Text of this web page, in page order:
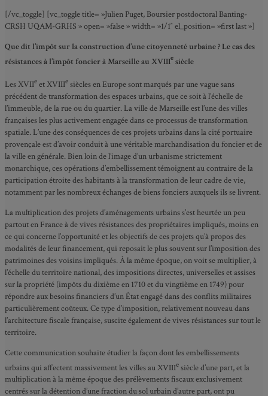
[/vc_toggle] [vc_toggle title= »Julien Puget, Boursier postdoctoral Banting-
CRSH UQAM-GRHS » open= »false » width= »1/1″ el_position= »first last »]
Que dit l’impôt sur la construction d’une citoyenneté urbaine ? Le cas des
résistances à l’impôt foncier à Marseille au XVIIIe siècle
Les XVIIe et XVIIIe siècles en Europe sont marqués par une vague sans
précédent de transformation des espaces urbains, que ce soit à l’échelle de
l’immeuble, de la rue ou du quartier. La ville de Marseille est l’une des villes
françaises les plus activement engagée dans ce processus de transformation
spatiale. L’une des conséquences de ces projets urbains dans la cité portuaire
provençale est d’avoir conduit à une véritable marchandisation du foncier et de
la ville en générale. Bien loin de l’image d’un urbanisme strictement
monarchique, ces opérations d’embellissement témoignent au contraire de la
participation étroite des habitants à la transformation de leur cadre de vie,
notamment par les nombreux échanges de biens fonciers auxquels ils se livrent.
La multiplication des projets d’aménagements urbains s’est heurtée un peu
partout en France à de vives résistances des propriétaires impliqués, moins en
ce qui concerne l’opportunité et les objectifs de ces projets qu’à propos des
modalités de leur financement, qui reposait le plus souvent sur l’imposition des
patrimoines des voisins impliqués. À la même époque, on voit se multiplier, à
l’échelle du territoire national, des impositions directes, universelles et assises
sur la propriété (impôts du dixième en 1710 et du vingtième en 1749) pour
répondre aux besoins financiers d’un État engagé dans des conflits militaires
particulièrement coûteux. Ce type d’imposition, relativement nouveau dans
l’architecture fiscale française, suscite également de vives résistances sur tout le
territoire.
Cette communication souhaite étudier la façon dont les embellissements
urbains qui affectent massivement les villes au XVIIIe siècle d’une part, et la
multiplication à la même époque des prélèvements fiscaux exclusivement
centrés sur la détention d’une fraction du sol urbain d’autre part, ont pu